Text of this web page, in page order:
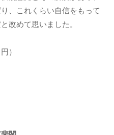
、これくらい自信をもって
改めて思いました。
）